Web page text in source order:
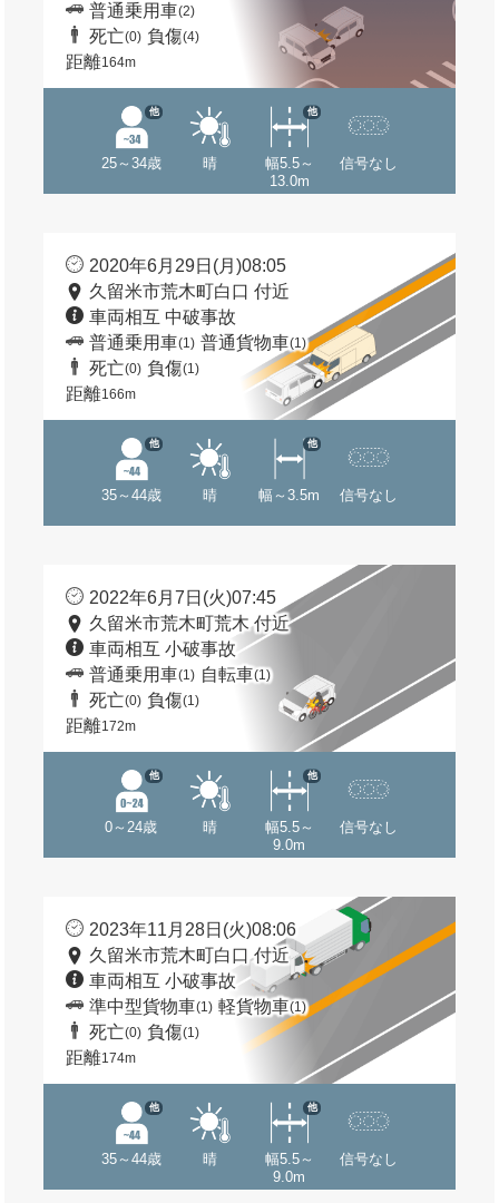
普通乗用車(2)
死亡(0) 負傷(4)
距離164m
25～34歳
他
晴
幅5.5～
13.0m
他
信号なし
2020年6月29日(月)08:05
久留米市荒木町白口 付近
車両相互 中破事故
普通乗用車(1) 普通貨物車(1)
死亡(0) 負傷(1)
距離166m
35～44歳
他
晴 幅～3.5m
他
信号なし
2022年6月7日(火)07:45
久留米市荒木町荒木 付近
車両相互 小破事故
普通乗用車(1) 自転車(1)
死亡(0) 負傷(1)
距離172m
0～24歳
他
晴
幅5.5～
9.0m
他
信号なし
2023年11月28日(火)08:06
久留米市荒木町白口 付近
車両相互 小破事故
準中型貨物車(1) 軽貨物車(1)
死亡(0) 負傷(1)
距離174m
35～44歳
他
晴
幅5.5～
9.0m
他
信号なし